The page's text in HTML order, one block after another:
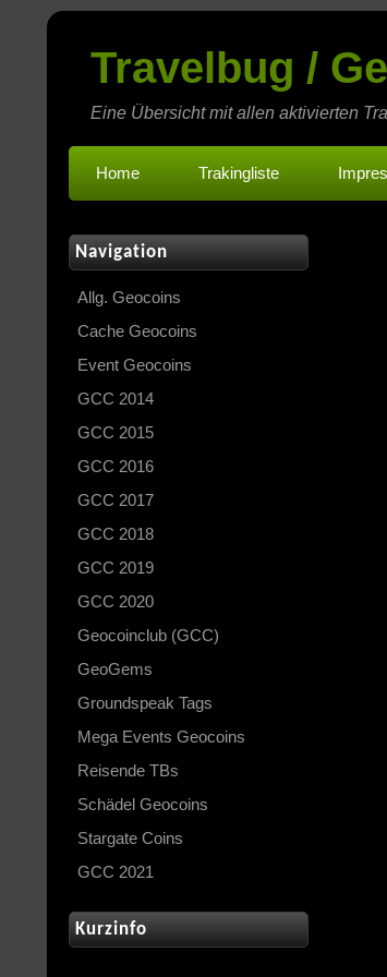
Travelbug /
Eine Übersicht mit allen aktivierten
Home Trakingliste
Navigation
Allg. Geocoins
Cache Geocoins
Event Geocoins
GCC 2014
GCC 2015
GCC 2016
GCC 2017
GCC 2018
GCC 2019
GCC 2020
Geocoinclub (GCC)
GeoGems
Groundspeak Tags
Mega Events Geocoins
Reisende TBs
Schädel Geocoins
Stargate Coins
GCC 2021
Kurzinfo